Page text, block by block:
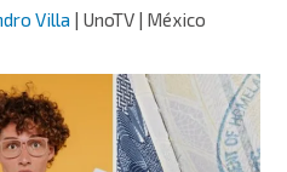
Villa | UnoTV | México